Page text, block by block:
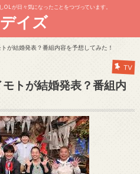
が日々気になったことをつづっています。
イズ
が結婚発表？番組内容を予想してみた！
TV
トが結婚発表？番組内